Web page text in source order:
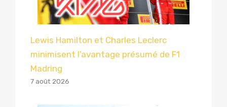
Lewis Hamilton et Charles Leclerc
minimisent l’avantage présumé de F1
Madring
7 août 2026